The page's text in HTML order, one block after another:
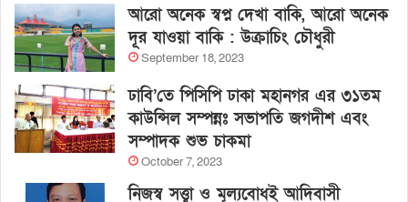
আরো অনেক স্বপ্ন দেখা বাকি, আরো অনেক
দূর যাওয়া বাকি : উক্রাচিং চৌধুরী
September 18, 2023
ঢাবি’তে পিসিপি ঢাকা মহানগর এর ৩১তম
কাউন্সিল সম্পন্নঃ সভাপতি জগদীশ এবং
সম্পাদক শুভ চাকমা
October 7, 2023
নিজস্ব সত্ত্বা ও মূল্যবোধই আদিবাসী